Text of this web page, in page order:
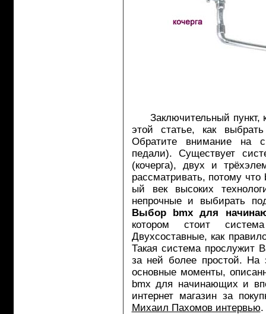
Заключительный пункт,
этой статье, как
Обратите внимание на
педали). Существует
(кочерга), двух и
рассматривать, потому
ый век высоких
непрочные и выбирать
Выбор bmx для
котором стоит
Двухсоставные, как
Такая система прослужит
за ней более простой. На
основные моменты,
bmx для начинающих и
интернет магазин за
Михаил Пахомов интервью.